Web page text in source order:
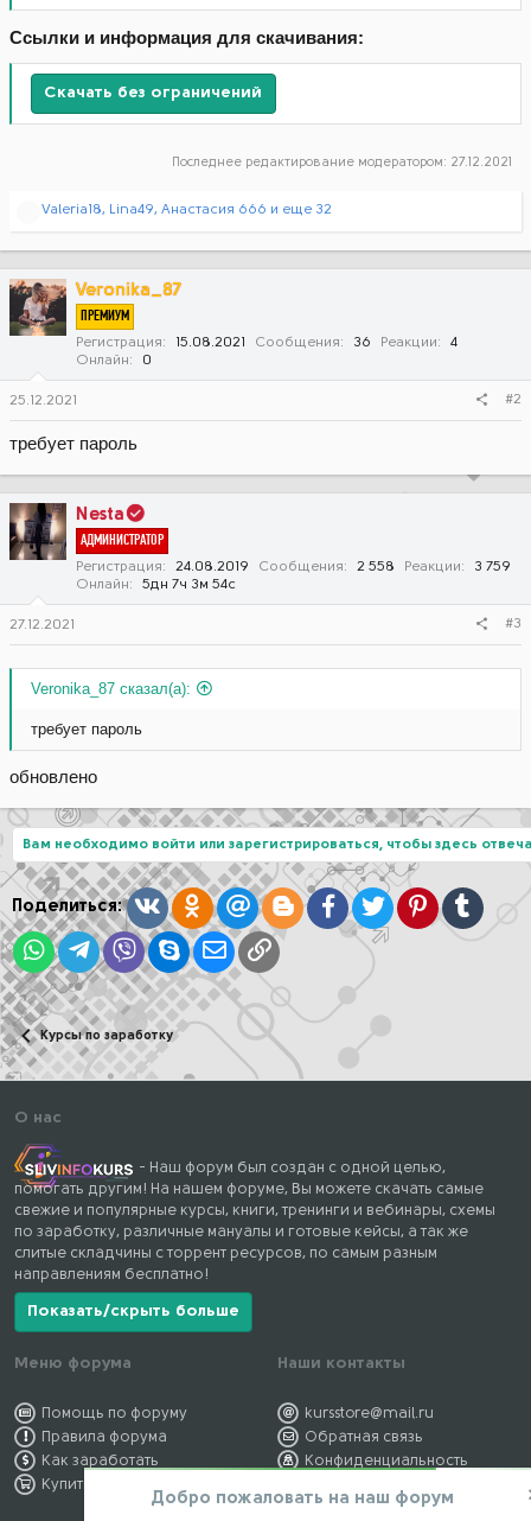
Ссылки и информация для скачивания:
Скачать без ограничений
Последнее редактирование модератором: 27.12.2021
Р
ц
и
и
Valeria18, Lina49, Анастасия 666 и еще 32
Veronika_87
ПРЕМИУМ
Регистрация 15.08.2021 Сообщения 36 Реакции
4
Онлайн
0
25.12.2021 #2
требует пароль
Nesta
АДМИНИСТРАТОР
Регистрация 24.08.2019 Сообщения 2 558 Реакции
3 759
Онлайн
5дн 7ч 3м 54с
27.12.2021 #3
Veronika_87 сказал(а):
требует пароль
обновлено
Вам необходимо войти или зарегистрироваться, чтобы здесь
Поделиться: ВконтактеОдноклассники
Mail.ruBloggerFacebook
TwitterPinterestTumblr
WhatsAppTelegram
ViberSkypeЭлектронная почта
Ссылка
Курсы по заработку
О нас
- Наш форум был создан с одной целью,
помогать другим! На нашем форуме, Вы можете скачать самые
свежие и популярные курсы, книги, тренинги и вебинары, схемы
по заработку, различные мануалы и готовые кейсы, а так же
слитые складчины с торрент ресурсов, по самым разным
направлениям бесплатно!
Показать/скрыть больше
Меню форума
Помощь по форуму
Правила форума
Как заработать
Купить премиум
Наши контакты
kursstore@mail.ru
Обратная связь
Конфиденциальность
Добро пожаловать на наш форум